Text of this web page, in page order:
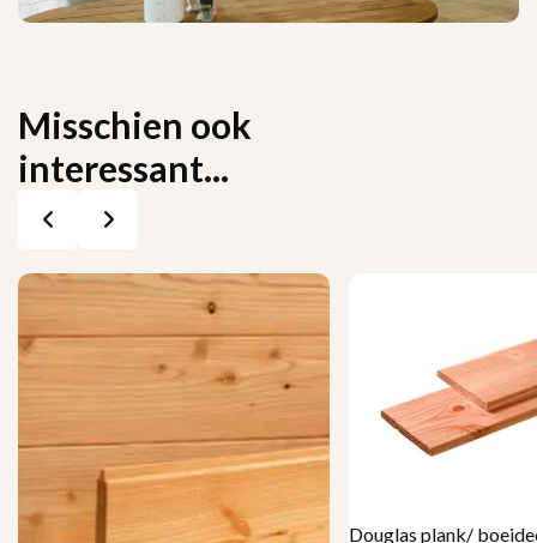
Misschien ook
interessant...
Douglas plank/